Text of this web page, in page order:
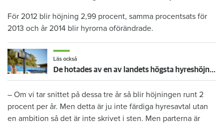
För 2012 blir höjning 2,99 procent, samma procentsats för
2013 och år 2014 blir hyrorna oförändrade.
Läs också
De hotades av en av landets högsta hyreshöjningar – så blev det
– Om vi tar snittet på dessa tre år så blir höjningen runt 2
procent per år. Men detta är ju inte färdiga hyresavtal utan
en ambition så det är inte skrivet i sten. Men parterna är